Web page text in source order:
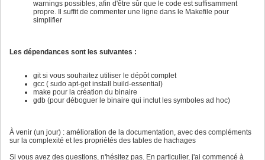
warnings possibles, afin d'être sûr que le code est suffisamment
propre. Il suffit de commenter une ligne dans le Makefile pour
simplifier
Les dépendances sont les suivantes :
git si vous souhaitez utiliser le dépôt complet
gcc ( sudo apt-get install build-essential)
make pour la création du binaire
gdb (pour déboguer le binaire qui inclut les symboles ad hoc)
À venir (un jour) : amélioration de la documentation, avec des compléments
sur la complexité et les propriétés des tables de hachages
Si vous avez des questions, n'hésitez pas. En particulier, j'ai commencé à